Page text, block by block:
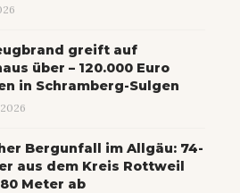
greift auf
über – 120.000 Euro
in Schramberg-Sulgen
Bergunfall im Allgäu: 74-
aus dem Kreis Rottweil
Meter ab